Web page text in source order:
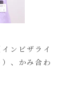
ンビザライ
、かみ合わ